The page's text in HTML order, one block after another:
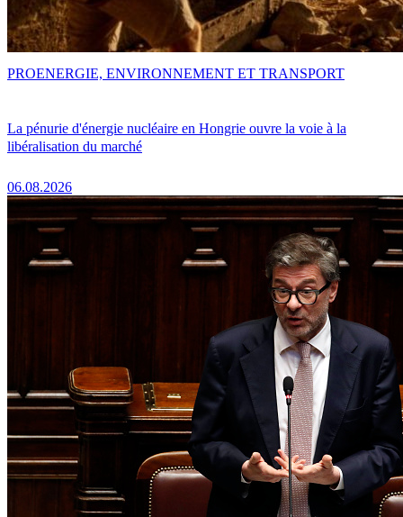
La pénurie d'énergie nucléaire en Hongrie ouvre la voie à la
libéralisation du marché
06.08.2026
PROENERGIE, ENVIRONNEMENT ET TRANSPORT